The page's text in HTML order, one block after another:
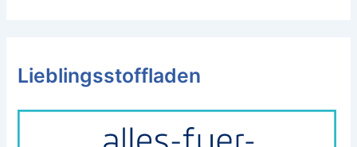
Lieblingsstoffladen